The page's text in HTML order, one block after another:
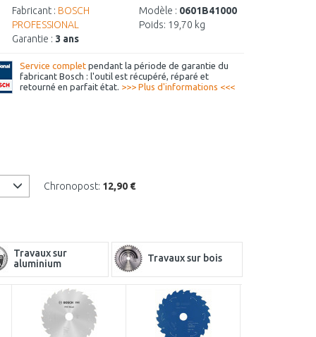
Fabricant : BOSCH
PROFESSIONAL
Garantie : 3 ans
Modèle : 0601B41000
Poids: 19,70 kg
Service complet pendant la période de garantie du
fabricant Bosch : l'outil est récupéré, réparé et
retourné en parfait état. >>> Plus d'informations <<<
Chronopost: 12,90 €
Travaux sur
aluminium
Travaux sur bois